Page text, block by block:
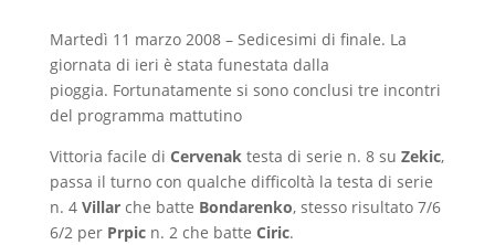
Martedì 11 marzo 2008 – Sedicesimi di finale. La
giornata di ieri è stata funestata dalla
pioggia. Fortunatamente si sono conclusi tre incontri
del programma mattutino
Vittoria facile di Cervenaktesta di serie n. 8 su Zekic,
passa il turno con qualche difficoltà la testa di serie
n. 4 Villarche batte Bondarenko, stesso risultato 7/6
6/2 per Prpicn. 2 che batte Ciric.